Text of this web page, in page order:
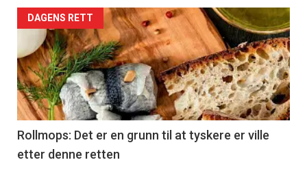
Forsiden
akkurat
nå
-
6
DAGENS RETT
Rollmops: Det er en grunn til at tyskere er ville
etter denne retten